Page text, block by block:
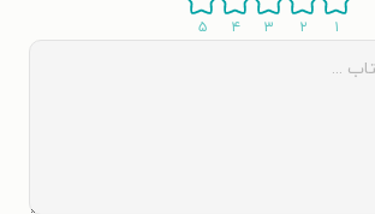
۱ ۲ ۳ ۴ ۵